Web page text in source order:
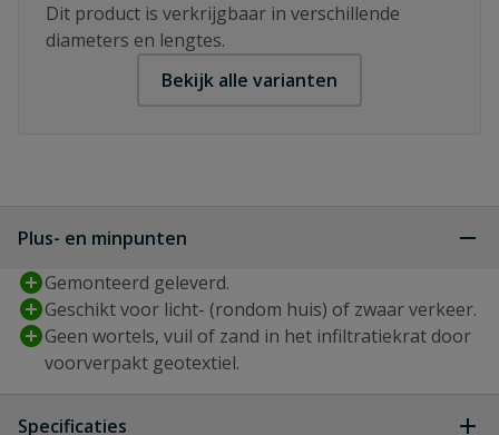
Dit product is verkrijgbaar in verschillende
diameters en lengtes.
Bekijk alle varianten
Plus- en minpunten
Gemonteerd geleverd.
Geschikt voor licht- (rondom huis) of zwaar verkeer.
Geen wortels, vuil of zand in het infiltratiekrat door
voorverpakt geotextiel.
Specificaties